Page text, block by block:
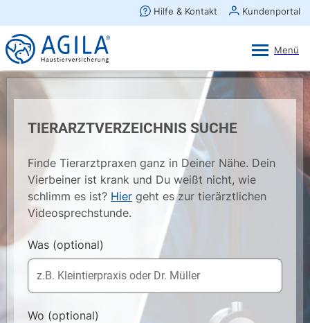
TIERARZTVERZEICHNIS SUCHE
Finde Tierarztpraxen ganz in Deiner Nähe. Dein
Vierbeiner ist krank und Du weißt nicht, wie
schlimm es ist? Hier geht es zur tierärztlichen
Videosprechstunde.
Was (optional)
Wo (optional)
×
AGILA Kunden-App
Gratis - Im Play Store laden
Ansehen